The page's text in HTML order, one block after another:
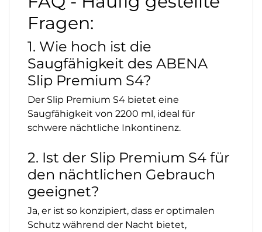
Fragen:
1. Wie hoch ist die
Saugfähigkeit des ABENA
Slip Premium S4?
Der Slip Premium S4 bietet eine
Saugfähigkeit von 2200 ml, ideal für
schwere nächtliche Inkontinenz.
2. Ist der Slip Premium S4 für
den nächtlichen Gebrauch
geeignet?
Ja, er ist so konzipiert, dass er optimalen
Schutz während der Nacht bietet,